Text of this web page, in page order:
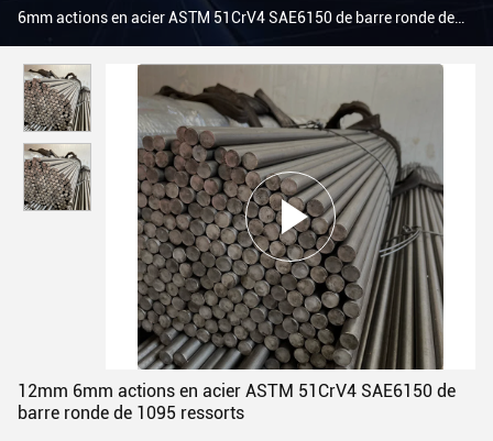
6mm actions en acier ASTM 51CrV4 SAE6150 de barre ronde de
12mm 6mm actions en acier ASTM 51CrV4 SAE6150 de
barre ronde de 1095 ressorts